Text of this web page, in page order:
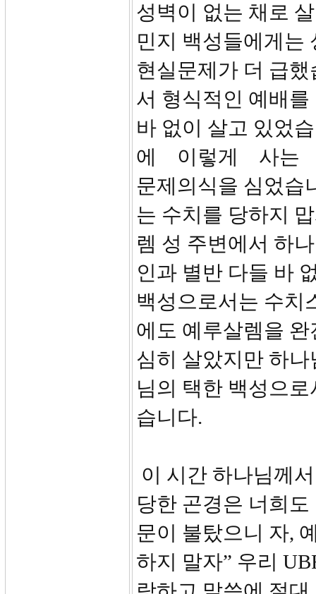
성벽이 없는 채로
민지 백성들에게는
현실문제가 더 급
서 형식적인 예배
바 없이 살고 있었
에 이렇게 사는
문제의식을 심었습
는 수치를 당하지
렘 성 주변에서 하
인과 별반 다들 바
백성으로서는 수치
에도 예루살렘을
심히 살았지만 하
님의 택한 백성으
습니다.
이 시간 하나님께
당한 곤경은 너희
문이 불탔으니 자,
하지 말자” 우리